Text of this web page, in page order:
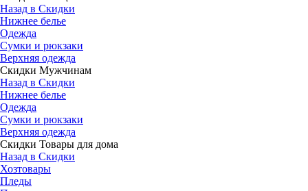
Назад в Скидки
Нижнее белье
Одежда
Сумки и рюкзаки
Верхняя одежда
Скидки Мужчинам
Назад в Скидки
Нижнее белье
Одежда
Сумки и рюкзаки
Верхняя одежда
Скидки Товары для дома
Назад в Скидки
Хозтовары
Пледы